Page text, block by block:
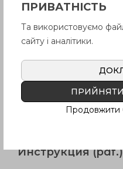
Продукция
Описание
Вопрос о
Инструкция (pdf.)
ПРИВАТНІСТЬ
Та використовуємо
сайту і аналітики.
ПРИЙНЯТИ
Продовжити